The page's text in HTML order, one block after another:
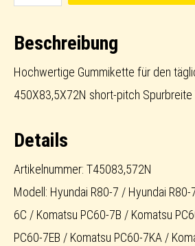
Track
short-
pitch
Beschreibung
Hochwertige Gummikette für den
450X83,5X72N short-pitch Spurbreite
Details
Artikelnummer: T45083,572N
Modell: Hyundai R80-7 / Hyundai
6C / Komatsu PC60-7B / Komatsu
PC60-7EB / Komatsu PC60-7KA /